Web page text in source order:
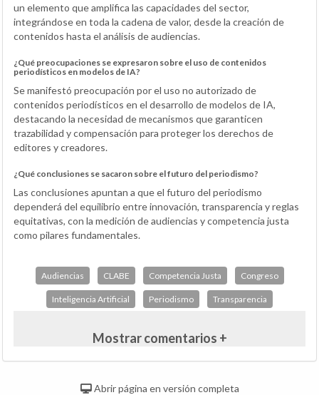
un elemento que amplifica las capacidades del sector,
integrándose en toda la cadena de valor, desde la creación de
contenidos hasta el análisis de audiencias.
¿Qué preocupaciones se expresaron sobre el uso de contenidos
periodísticos en modelos de IA?
Se manifestó preocupación por el uso no autorizado de
contenidos periodísticos en el desarrollo de modelos de IA,
destacando la necesidad de mecanismos que garanticen
trazabilidad y compensación para proteger los derechos de
editores y creadores.
¿Qué conclusiones se sacaron sobre el futuro del periodismo?
Las conclusiones apuntan a que el futuro del periodismo
dependerá del equilibrio entre innovación, transparencia y reglas
equitativas, con la medición de audiencias y competencia justa
como pilares fundamentales.
Audiencias CLABE Competencia Justa Congreso
Inteligencia Artificial Periodismo Transparencia
Mostrar comentarios +
Abrir página en versión completa